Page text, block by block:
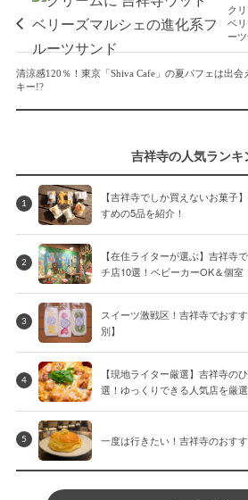
ク
ベ
ー
清涼感120％！東京「Shiva Cafe」の夏パフェは出会
キー!?
吉祥寺の人気ランキ
1
【吉祥寺でしか買えないお菓子
すめの5品を紹介！
2
【在住ライターが選ぶ】吉祥寺
チ店10選！ベビーカーOK＆個室
3
スイーツ激戦区！吉祥寺でおす
別】
4
【現地ライター厳選】吉祥寺の
選！ゆっくりできる人気店を厳選
5 一度は行きたい！吉祥寺のおす